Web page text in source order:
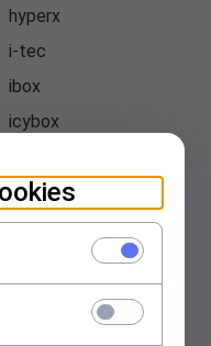
hyperx
i-tec
ibox
icybox
intellinet
Interdruk
International Paper
Kwidzyn